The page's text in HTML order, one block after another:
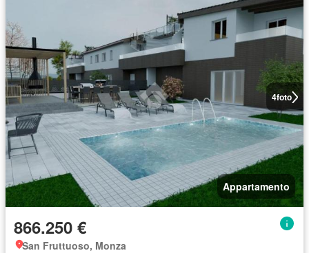
4foto
Appartamento
866.250 €
San Fruttuoso, Monza